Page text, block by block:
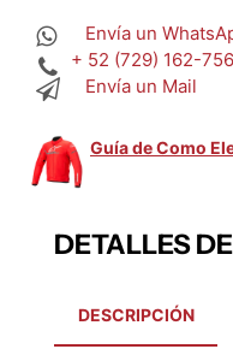
Envía un
+ 52 (729) 162-
Envía un Mail
Guía de Como
DETALLES
DESCRIPCIÓN